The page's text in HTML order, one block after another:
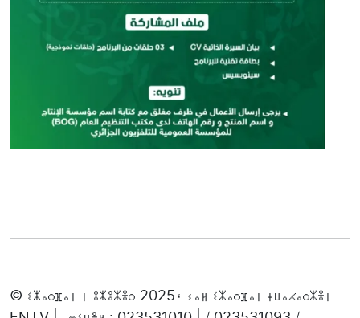
© ⵉⵣⴰⵔⴼⴰⵏ ⵏ ⵓⵣⵓⵣⴻⵔ 2025، ⵢⴰⵍ ⵉⵣⴰⵔⴼⴰⵏ ⵜⵡⴰⵃⴰⵔⵣⴻⵏ